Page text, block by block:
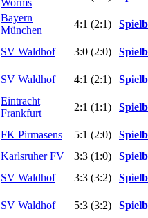
Bayern
München
4:1 (2:1)
SV Waldhof 3:0 (2:0)
SV Waldhof 4:1 (2:1)
Eintracht
Frankfurt
2:1 (1:1)
FK Pirmasens 5:1 (2:0)
Karlsruher FV 3:3 (1:0)
SV Waldhof 3:3 (3:2)
SV Waldhof 5:3 (3:2)